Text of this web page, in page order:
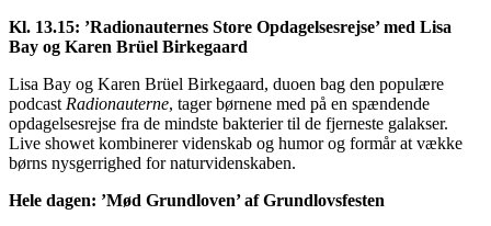
Kl. 13.15: ’Radionauternes Store Opdagelsesrejse’ med Lisa
Bay og Karen Brüel Birkegaard
Lisa Bay og Karen Brüel Birkegaard, duoen bag den populære
podcast Radionauterne, tager børnene med på en spændende
opdagelsesrejse fra de mindste bakterier til de fjerneste galakser.
Live showet kombinerer videnskab og humor og formår at vække
børns nysgerrighed for naturvidenskaben.
Hele dagen: ’Mød Grundloven’ af Grundlovsfesten